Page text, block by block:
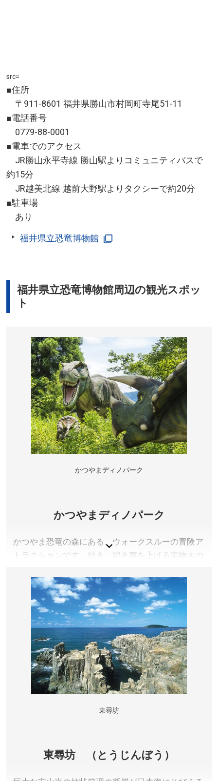
src=
■住所
〒911-8601 福井県勝山市村岡町寺尾51-11
■電話番号
0779-88-0001
■電車でのアクセス
JR勝山永平寺線 勝山駅よりコミュニティバスで
約15分
JR越美北線 越前大野駅よりタクシーで約20分
■駐車場
あり
福井県立恐竜博物館
福井県立恐竜博物館周辺の観光スポッ
ト
かつやまディノパーク
かつやまディノパーク
かつやま恐竜の森にある、ウォークスルーの冒険ア
トラクションです。動き、鳴き声を上げる実物大の
福井県勝山市
入場料／大人（中学生以上）1,000円、小人（3歳から
小学生まで）800円 ※2歳以下無料
営業時間／9:00～17:00(最終入場16:30) ※季節により
時間変更あり
休業日／第2・第4 水曜日 ※夏休み期間は無休。冬期間
(11月下旬から3月末まで)。
アクセス／えちぜん鉄道 勝山駅より恐竜博物館直通バ
スで約10分、またはタクシーで約10分。
所在地／福井県勝山市村岡町寺尾51-11
東尋坊
東尋坊 （とうじんぼう）